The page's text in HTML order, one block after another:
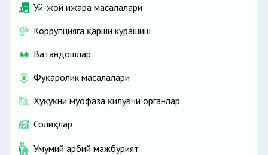
Уй-жой ижара масалалари
Коррупцияга қарши курашиш
Ватандошлар
Фуқаролик масалалари
Ҳуқуқни муҳофаза қилувчи органлар
Солиқлар
Умумий ҳарбий мажбурият